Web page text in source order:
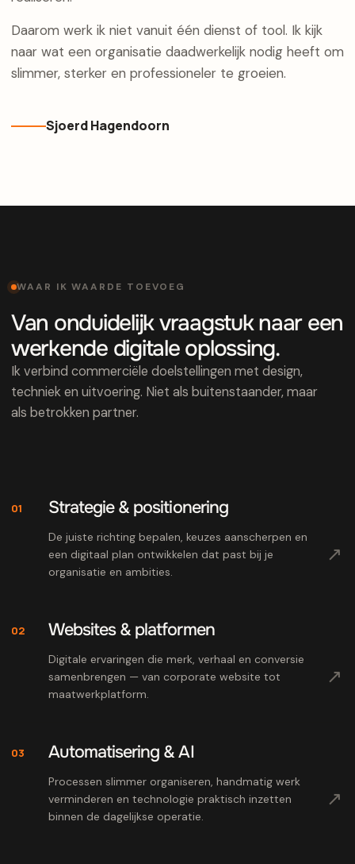
Daarom werk ik niet vanuit één dienst of tool. Ik kijk
naar wat een organisatie daadwerkelijk nodig heeft om
slimmer, sterker en professioneler te groeien.
Sjoerd Hagendoorn
WAAR IK WAARDE TOEVOEG
Van onduidelijk vraagstuk naar een
werkende digitale oplossing.
Ik verbind commerciële doelstellingen met design,
techniek en uitvoering. Niet als buitenstaander, maar
als betrokken partner.
01 Strategie & positionering
De juiste richting bepalen, keuzes aanscherpen en
een digitaal plan ontwikkelen dat past bij je
organisatie en ambities.
↗
02 Websites & platformen
Digitale ervaringen die merk, verhaal en conversie
samenbrengen — van corporate website tot
maatwerkplatform.
↗
03 Automatisering & AI
Processen slimmer organiseren, handmatig werk
verminderen en technologie praktisch inzetten
binnen de dagelijkse operatie.
↗